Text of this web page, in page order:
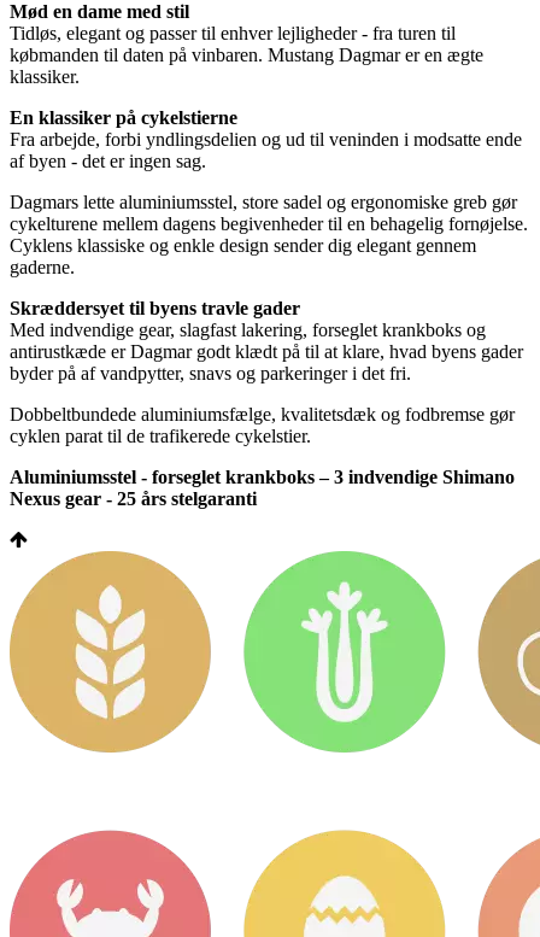
Mød en dame med stil
Tidløs, elegant og passer til enhver lejligheder - fra turen til
købmanden til daten på vinbaren. Mustang Dagmar er en ægte
klassiker.
En klassiker på cykelstierne
Fra arbejde, forbi yndlingsdelien og ud til veninden i modsatte ende
af byen - det er ingen sag.
Dagmars lette aluminiumsstel, store sadel og ergonomiske greb gør
cykelturene mellem dagens begivenheder til en behagelig fornøjelse.
Cyklens klassiske og enkle design sender dig elegant gennem
gaderne.
Skræddersyet til byens travle gader
Med indvendige gear, slagfast lakering, forseglet krankboks og
antirustkæde er Dagmar godt klædt på til at klare, hvad byens gader
byder på af vandpytter, snavs og parkeringer i det fri.
Dobbeltbundede aluminiumsfælge, kvalitetsdæk og fodbremse gør
cyklen parat til de trafikerede cykelstier.
Aluminiumsstel - forseglet krankboks – 3 indvendige Shimano
Nexus gear - 25 års stelgaranti